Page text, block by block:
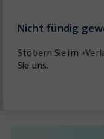
Nicht fündig
Stöbern Sie im
Sie uns.